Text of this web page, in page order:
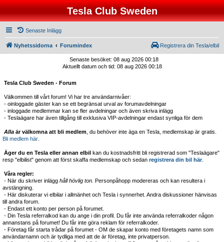
Tesla Club Sweden
Senaste Inlägg
Nyhetssidorna Forumindex Registrera din Tesla/elbil
Senaste besöket: 08 aug 2026 00:18
Aktuellt datum och tid: 08 aug 2026 00:18
Tesla Club Sweden - Forum
Välkommen till vårt forum! Vi har tre användarnivåer:
- oinloggade gäster kan se ett begränsat urval av forumavdelningar
- inloggade medlemmar kan se fler avdelningar och även skriva inlägg
- Teslaägare har även tillgång till exklusiva VIP-avdelningar endast synliga för dem
Alla är välkomna att bli medlem , du behöver inte äga en Tesla, medlemskap är gratis.
Bli medlem här
Äger du en Tesla eller annan elbil kan du kostnadsfritt bli registrerad som "Teslaägare"
resp "elbilist" genom att först skaffa medlemskap och sedan registrera din bil här.
Våra regler:
- När du skriver inlägg håll hövlig ton. Personpåhopp modereras och kan resultera i
avstängning.
- Här diskuterar vi elbilar i allmänhet och Tesla i synnerhet. Andra diskussioner hänvisas
till andra forum.
- Endast ett konto per person på forumet.
- Din Tesla referralkod kan du ange i din profil. Du får inte använda referralkoder någon
annanstans på forumet! Du får inte göra reklam för referralkoder.
- Företag får starta trådar på forumet - OM de skapar konto med företagets namn som
användarnamn och är tydliga med att de är företag, inte privatperson.